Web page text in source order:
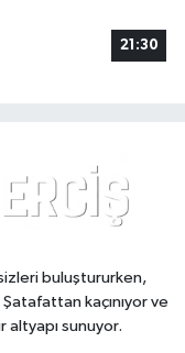
21:30
buluştururken,
kaçınıyor ve
altyapı sunuyor.